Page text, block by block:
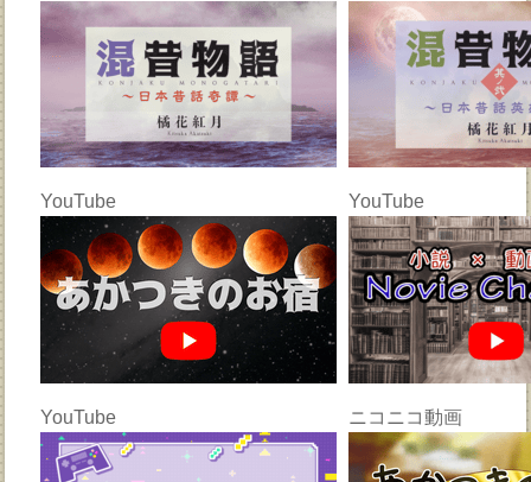
YouTube YouTube
YouTube ニコニコ動画